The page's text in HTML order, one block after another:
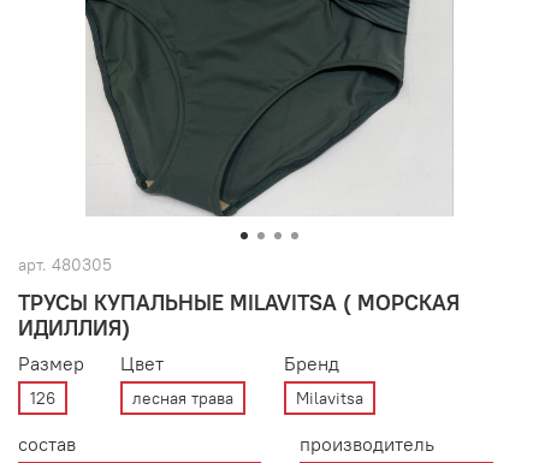
арт. 480305
ТРУСЫ КУПАЛЬНЫЕ MILAVITSA ( МОРСКАЯ
ИДИЛЛИЯ)
Размер
126
Цвет
лесная трава
Бренд
Milavitsa
состав производитель